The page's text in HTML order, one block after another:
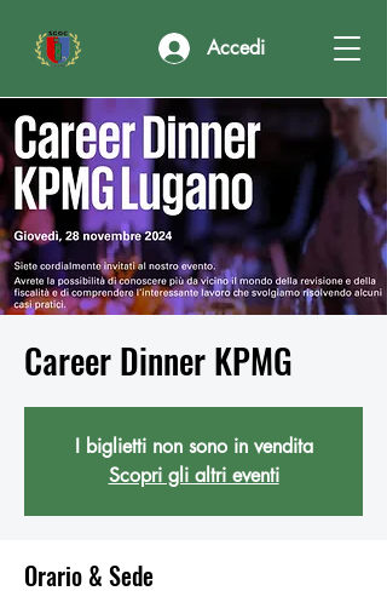
Accedi
Career Dinner KPMG
I biglietti non sono in vendita
Scopri gli altri eventi
Orario & Sede